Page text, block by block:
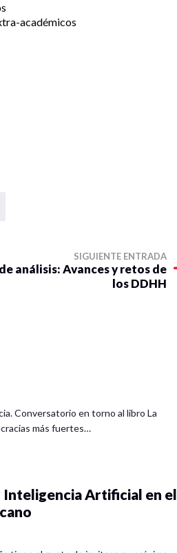
académicos
SIGUIENTE ENTRADA
análisis: Avances y retos de
los DDHH
Conversatorio en torno al libro La
más fuertes…
Inteligencia Artificial en el